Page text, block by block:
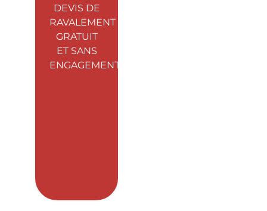
DEVIS DE
RAVALEMENT
GRATUIT
ET SANS
ENGAGEMENT